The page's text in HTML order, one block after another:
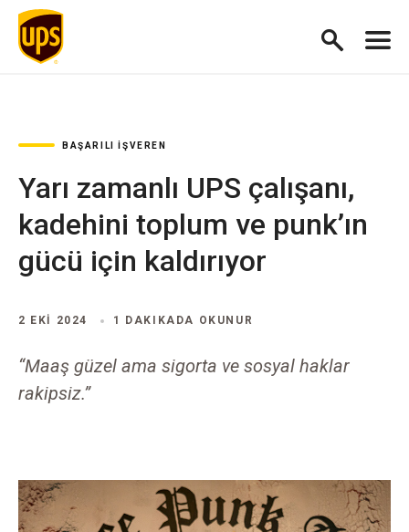
BAŞARILI İŞVEREN
Yarı zamanlı UPS çalışanı,
kadehini toplum ve punk’ın
gücü için kaldırıyor
2 EKI 2024 1 DAKIKADA OKUNUR
“Maaş güzel ama sigorta ve sosyal haklar
rakipsiz.”